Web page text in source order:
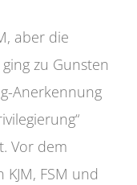
aber die
zu Gunsten
Anerkennung
Vor dem
FSM und